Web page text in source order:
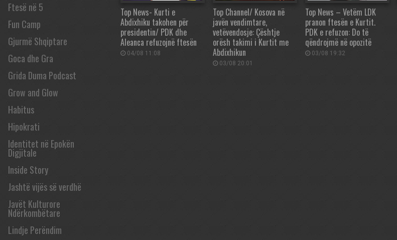
Ftesë në 5
Fun Camp
Gjurmë Shqiptare
Goca dhe Gra
Grida Duma Podcast
Grow and Glow
Habitus
Hipokrati
Identitet në Epokën
Digjitale
Inside Story
Jashtë vijës së verdhë
Javët Kulturore
Ndërkombëtare
Lindje Perëndim
Top News- Kurti e
Abdixhiku takohen për
presidentin/ PDK dhe
Aleanca refuzojnë ftesën
04/08 11:08
Top Channel/ Kosova në
javën vendimtare,
vetëvendosje: Çështje
orësh takimi i Kurtit me
Abdixhikun
03/08 20:01
Top News – Vetëm LDK
pranon ftesën e Kurtit.
PDK e refuzon: Do të
qëndrojmë në opozitë
03/08 19:32